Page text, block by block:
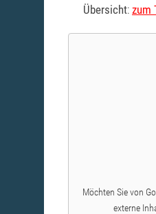
Übersicht: zum
Möchten Sie von
externe